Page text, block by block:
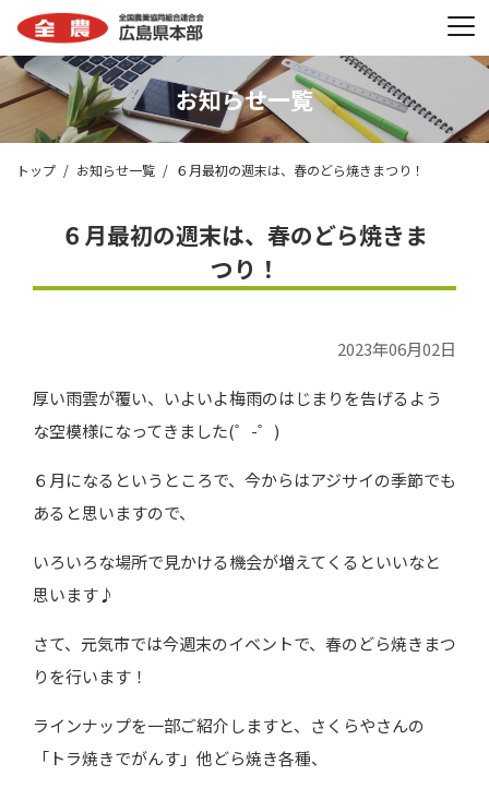
お知らせ一覧
トップ お知らせ一覧 ６月最初の週末は、春のどら焼きまつり！
６月最初の週末は、春のどら焼きま
つり！
2023年06月02日
厚い雨雲が覆い、いよいよ梅雨のはじまりを告げるよう
な空模様になってきました(゜-゜)
６月になるというところで、今からはアジサイの季節でも
あると思いますので、
いろいろな場所で見かける機会が増えてくるといいなと
思います♪
さて、元気市では今週末のイベントで、春のどら焼きまつ
りを行います！
ラインナップを一部ご紹介しますと、さくらやさんの
「トラ焼きでがんす」他どら焼き各種、